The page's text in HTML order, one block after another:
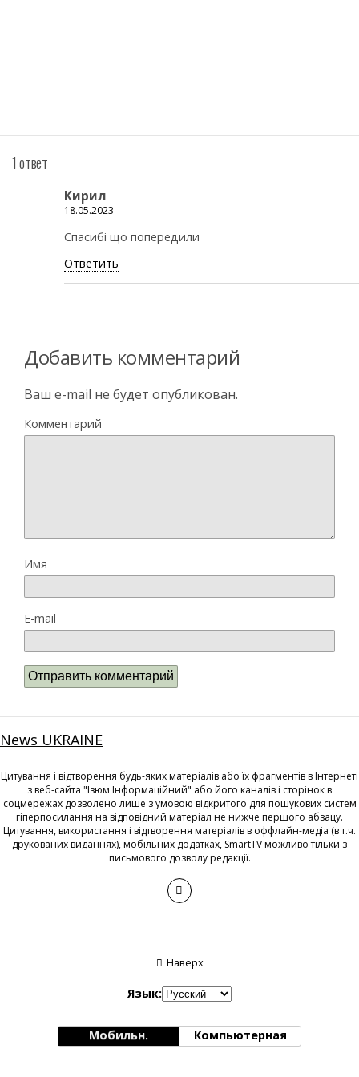
1 ответ
Кирил
18.05.2023
Спасибі що попередили
Ответить
Добавить комментарий
Ваш e-mail не будет опубликован.
Комментарий
Имя
E-mail
News UKRAINE
Цитування і відтворення будь-яких матеріалів або їх фрагментів в Інтернеті
з веб-сайта "Ізюм Інформаційний" або його каналів і сторінок в
соцмережах дозволено лише з умовою відкритого для пошукових систем
гіперпосилання на відповідний матеріал не нижче першого абзацу.
Цитування, використання і відтворення матеріалів в оффлайн-медіа (в т.ч.
друкованих виданнях), мобільних додатках, SmartTV можливо тільки з
письмового дозволу редакції.
Наверх
Язык:
Мобильн. Компьютерная